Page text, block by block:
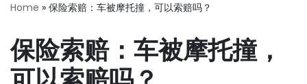
Home » 保险索赔：车被摩托撞，可以索赔吗？
保险索赔：车被摩托撞，